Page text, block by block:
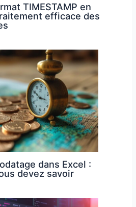
TIMESTAMP en
efficace des
dans Excel :
devez savoir